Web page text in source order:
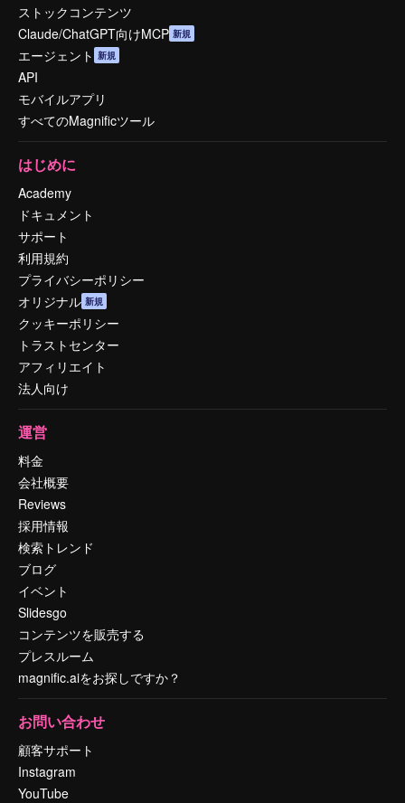
ストックコンテンツ
Claude/ChatGPT向けMCP 新規
エージェント 新規
API
モバイルアプリ
すべてのMagnificツール
はじめに
Academy
ドキュメント
サポート
利用規約
プライバシーポリシー
オリジナル 新規
クッキーポリシー
トラストセンター
アフィリエイト
法人向け
運営
料金
会社概要
Reviews
採用情報
検索トレンド
ブログ
イベント
Slidesgo
コンテンツを販売する
プレスルーム
magnific.aiをお探しですか？
お問い合わせ
顧客サポート
Instagram
YouTube